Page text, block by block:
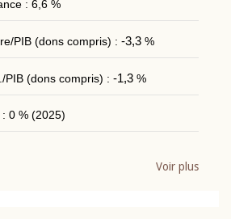
: 6,6 %
PIB (dons compris) : -3,3%
PIB (dons compris) : -1,3%
0 % (2025)
Voir plus